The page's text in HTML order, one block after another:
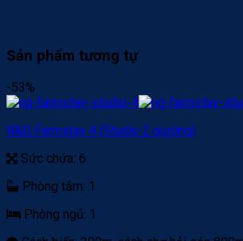
Sản phẩm tương tự
-53%
N&G Farmstay 4 (Studio 2 giường)
Sức chứa: 6
Phòng tắm: 1
Phòng ngủ: 1